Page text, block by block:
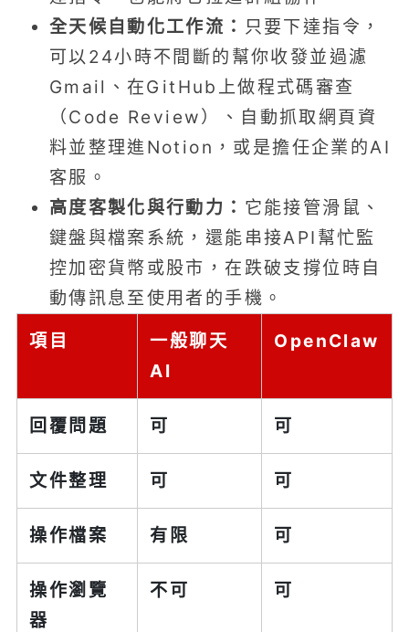
全天候自動化工作流： 只要下達指令，
可以24小時不間斷的幫你收發並過濾
Gmail、在GitHub上做程式碼審查
（Code Review）、自動抓取網頁資
料並整理進Notion，或是擔任企業的AI
客服。
高度客製化與行動力： 它能接管滑鼠、
鍵盤與檔案系統，還能串接API幫忙監
控加密貨幣或股市，在跌破支撐位時自
動傳訊息至使用者的手機。
項目
一般聊天
AI
OpenClaw
回覆問題 可 可
文件整理 可 可
操作檔案 有限 可
操作瀏覽
器
不可 可